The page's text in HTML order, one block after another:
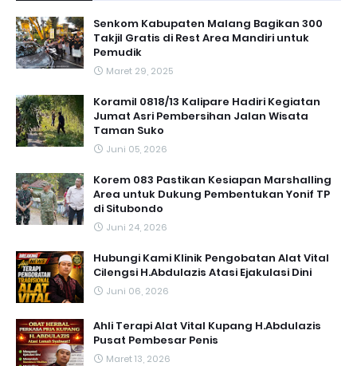
Senkom Kabupaten Malang Bagikan 300
Takjil Gratis di Rest Area Mandiri untuk
Pemudik
Maret 29, 2025
Koramil 0818/13 Kalipare Hadiri Kegiatan
Jumat Asri Pembersihan Jalan Wisata
Taman Suko
Juni 05, 2026
Korem 083 Pastikan Kesiapan Marshalling
Area untuk Dukung Pembentukan Yonif TP
di Situbondo
Juni 24, 2026
Hubungi Kami Klinik Pengobatan Alat Vital
Cilengsi H.Abdulazis Atasi Ejakulasi Dini
Juni 06, 2026
Ahli Terapi Alat Vital Kupang H.Abdulazis
Pusat Pembesar Penis
Maret 13, 2026